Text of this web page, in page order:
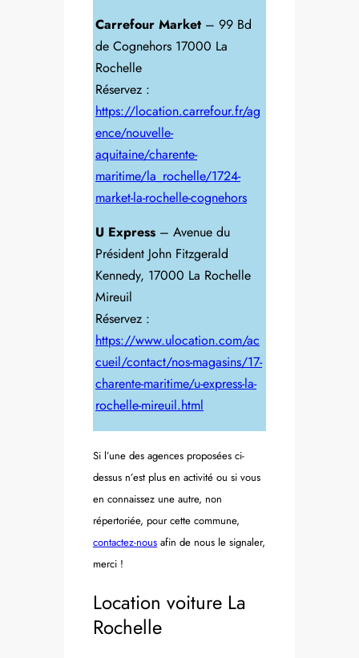
Carrefour Market – 99 Bd
de Cognehors 17000 La
Rochelle
Réservez :
https://location.carrefour.fr/ag
ence/nouvelle-
aquitaine/charente-
maritime/la_rochelle/1724-
market-la-rochelle-cognehors
U Express – Avenue du
Président John Fitzgerald
Kennedy, 17000 La Rochelle
Mireuil
Réservez :
https://www.ulocation.com/ac
cueil/contact/nos-magasins/17-
charente-maritime/u-express-la-
rochelle-mireuil.html
Si l’une des agences proposées ci-
dessus n’est plus en activité ou si vous
en connaissez une autre, non
répertoriée, pour cette commune,
contactez-nous afin de nous le signaler,
merci !
Location voiture La
Rochelle